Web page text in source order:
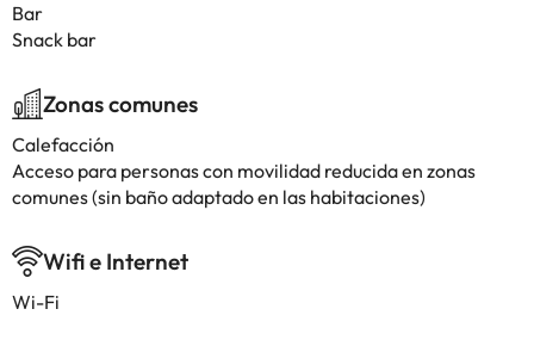
Bar
Snack bar
Zonas comunes
Calefacción
Acceso para personas con movilidad reducida en zonas
comunes (sin baño adaptado en las habitaciones)
Wifi e Internet
Wi-Fi